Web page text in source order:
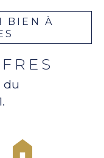
BIEN À
du